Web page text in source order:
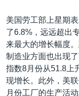
美国之音专访
重要讲话与声明
台海两岸关系
南中国海争端
关注西藏
其他语言网站
美国劳工部上星期
了6.8%，远远超出
来最大的增长幅度
制造业方面也出现
指数8月份从51.8上
现增长。此外，美
月份工厂的生产活动